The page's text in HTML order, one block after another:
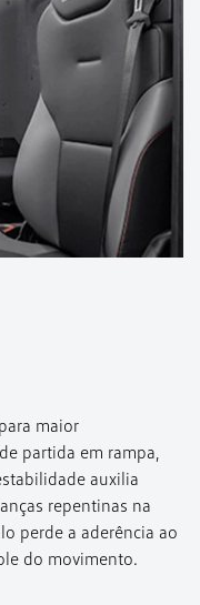
maior
partida em rampa,
auxilia
repentinas na
perde a aderência ao
do movimento.